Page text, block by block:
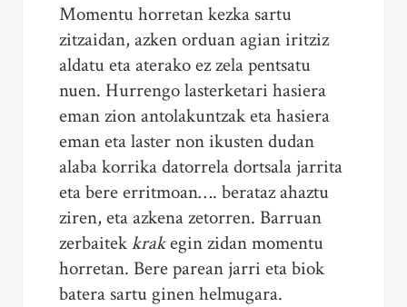
Momentu horretan kezka sartu
zitzaidan, azken orduan agian iritziz
aldatu eta aterako ez zela pentsatu
nuen. Hurrengo lasterketari hasiera
eman zion antolakuntzak eta hasiera
eman eta laster non ikusten dudan
alaba korrika datorrela dortsala jarrita
eta bere erritmoan…. berataz ahaztu
ziren, eta azkena zetorren. Barruan
zerbaitekkrakegin zidan momentu
horretan. Bere parean jarri eta biok
batera sartu ginen helmugara.